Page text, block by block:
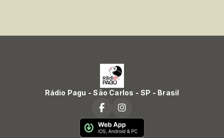
Rádio Pagu - São Carlos - SP - Brasil